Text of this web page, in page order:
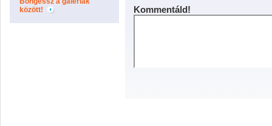
között!
Kommentáld!